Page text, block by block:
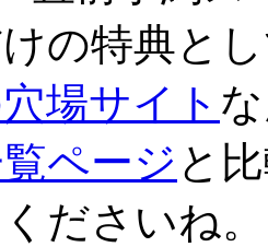
の特典と
場サイト
ページ と
ださいね。